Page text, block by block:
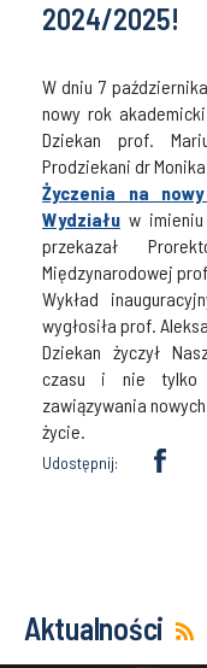
2024/2025!
W dniu 7
nowy rok
Dziekan prof.
Prodziekani dr
Życzenia na
Wydziału w
przekazał
Międzynarodowej
Wykład
wygłosiła prof.
Dziekan życzył
czasu i nie tylko
zawiązywania
życie.
Udostępnij:
Aktualności